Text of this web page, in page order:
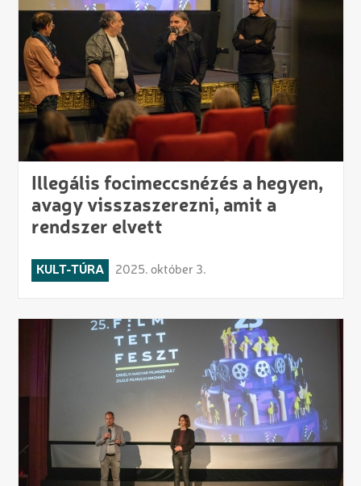
Illegális focimeccsnézés a hegyen,
avagy visszaszerezni, amit a
rendszer elvett
KULT-TÚRA 2025. október 3.